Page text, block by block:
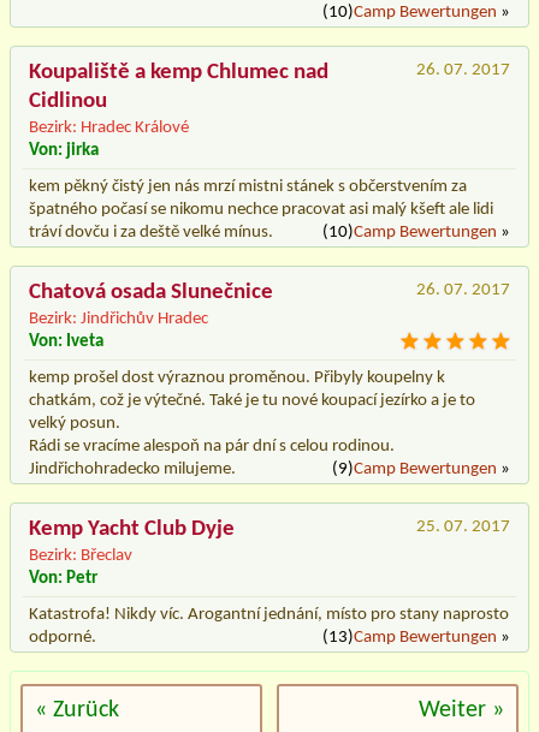
(10)Camp Bewertungen »
Koupaliště a kemp Chlumec nad
Cidlinou
Bezirk: Hradec Králové
26. 07. 2017
Von: jirka
kem pěkný čistý jen nás mrzí mistni stánek s občerstvením za
špatného počasí se nikomu nechce pracovat asi malý kšeft ale lidi
tráví dovču i za deště velké mínus.
(10)Camp Bewertungen »
Chatová osada Slunečnice
Bezirk: Jindřichův Hradec
26. 07. 2017
Von: Iveta
kemp prošel dost výraznou proměnou. Přibyly koupelny k
chatkám, což je výtečné. Také je tu nové koupací jezírko a je to
velký posun.
Rádi se vracíme alespoň na pár dní s celou rodinou.
Jindřichohradecko milujeme.
(9)Camp Bewertungen »
Kemp Yacht Club Dyje
Bezirk: Břeclav
25. 07. 2017
Von: Petr
Katastrofa! Nikdy víc. Arogantní jednání, místo pro stany naprosto
odporné.
(13)Camp Bewertungen »
« Zurück Weiter »